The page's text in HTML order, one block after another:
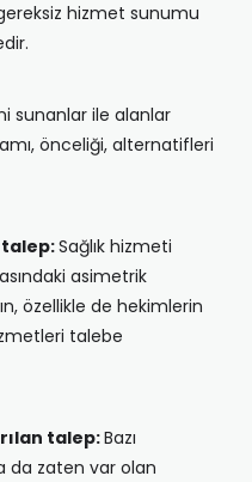
hizmet sunumu
sunanlar ile alanlar
önceliği, alternatifleri
talep:Sağlık hizmeti
asimetrik
özellikle de hekimlerin
talebe
talep:Bazı
da zaten var olan